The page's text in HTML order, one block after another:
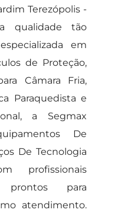
Terezópolis -
qualidade tão
em
de Proteção,
Câmara Fria,
Paraquedista e
a Segmax
De
De Tecnologia
profissionais
prontos para
atendimento.